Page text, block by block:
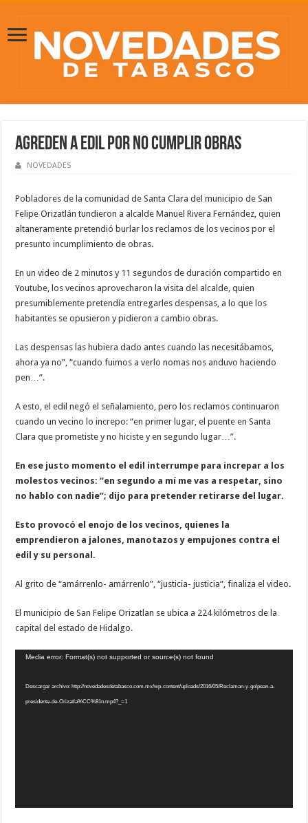
Agreden a edil por no cumplir obras
NOVEDADES
Pobladores de la comunidad de Santa Clara del municipio de San
Felipe Orizatlán tundieron a alcalde Manuel Rivera Fernández, quien
altaneramente pretendió burlar los reclamos de los vecinos por el
presunto incumplimiento de obras.
En un video de 2 minutos y 11 segundos de duración compartido en
Youtube, los vecinos aprovecharon la visita del alcalde, quien
presumiblemente pretendía entregarles despensas, a lo que los
habitantes se opusieron y pidieron a cambio obras.
Las despensas las hubiera dado antes cuando las necesitábamos,
ahora ya no”, “cuando fuimos a verlo nomas nos anduvo haciendo
pen…”.
A esto, el edil negó el señalamiento, pero los reclamos continuaron
cuando un vecino lo increpo: “en primer lugar, el puente en Santa
Clara que prometiste y no hiciste y en segundo lugar…”.
En ese justo momento el edil interrumpe para increpar a los
molestos vecinos: “en segundo a mí me vas a respetar, sino
no hablo con nadie”; dijo para pretender retirarse del lugar.
Esto provocó el enojo de los vecinos, quienes la
emprendieron a jalones, manotazos y empujones contra el
edil y su personal.
Al grito de “amárrenlo- amárrenlo”, “justicia- justicia”, finaliza el video.
El municipio de San Felipe Orizatlan se ubica a 224 kilómetros de la
capital del estado de Hidalgo.
Reproductor
vídeo
Media error: Format(s) not supported or source(s) not found
Descargar archivo: http://novedadesdetabasco.com.mx/wp-content/uploads/2016/05/Reclaman-y-golpean-a-
presidente-de-Orizatla%CC%81n.mp4?_=1